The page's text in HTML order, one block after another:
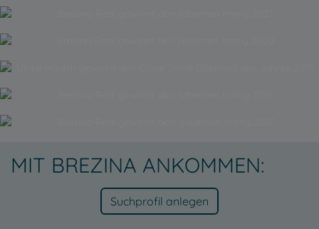
MIT BREZINA ANKOMMEN:
Suchprofil anlegen